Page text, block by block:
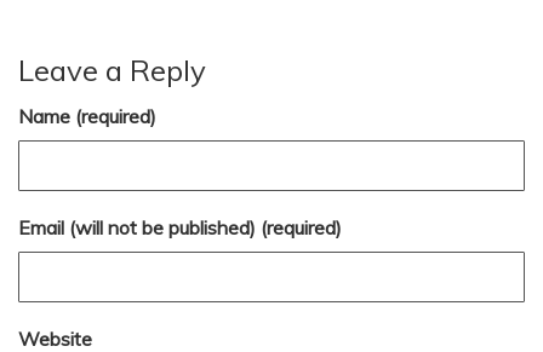
Leave a Reply
Name (required)
Email (will not be published) (required)
Website